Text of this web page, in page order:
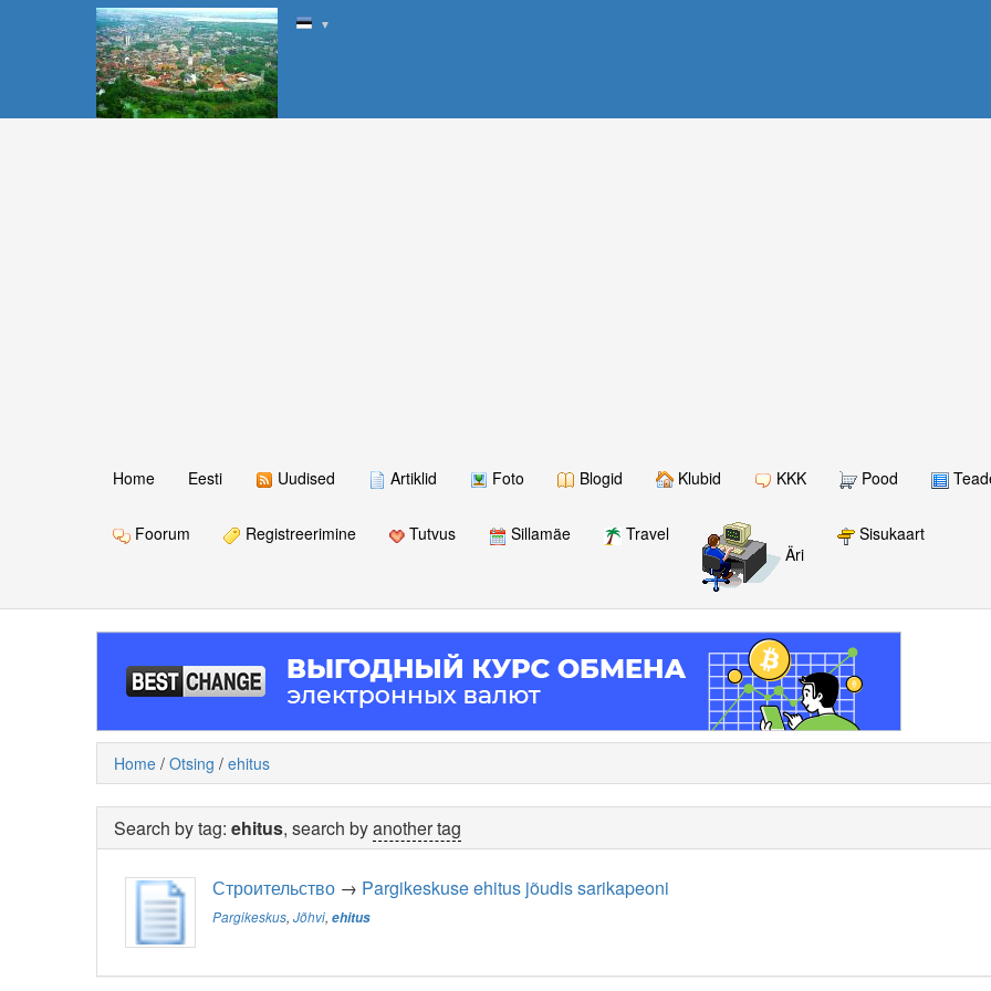
▼
Home Eesti Uudised Artiklid Foto Blogid Klubid KKK Pood
Foorum Registreerimine Tutvus Sillamäe
Travel
Äri
Sisukaart
Home / Otsing / ehitus
Search by tag: ehitus, search byanother tag
Строительство → Pargikeskuse ehitus jõudis sarikapeoni
Pargikeskus, Jõhvi, ehitus